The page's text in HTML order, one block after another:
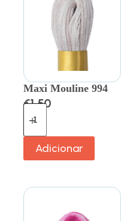
Maxi Mouline 994
€1.50
Adicionar